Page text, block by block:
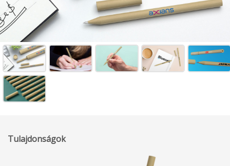
Tulajdonságok